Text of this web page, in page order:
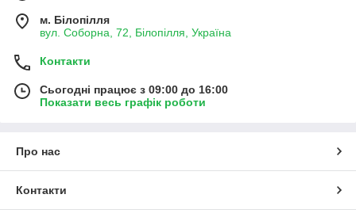
м. Білопілля
вул. Соборна, 72, Білопілля, Україна
Контакти
Сьогодні працює з 09:00 до 16:00
Показати весь графік роботи
Про нас
Контакти